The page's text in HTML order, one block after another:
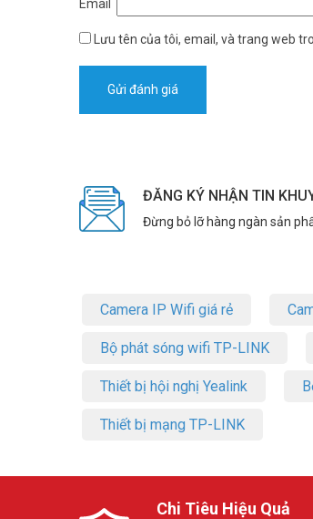
Email
Lưu tên của tôi, email, và trang web
ĐĂNG KÝ NHẬN TIN
Đừng bỏ lỡ hàng ngàn sản
Camera IP Wifi giá rẻ
Bộ phát sóng wifi TP-LINK
Thiết bị hội nghị Yealink
Thiết bị mạng TP-LINK
Chi Tiêu Hiệu Quả